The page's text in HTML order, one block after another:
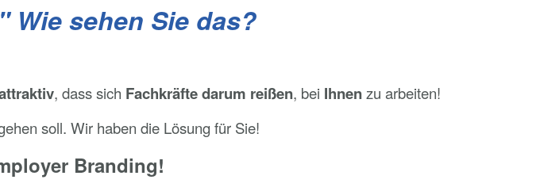
sehen Sie das?
, dass sich Fachkräftedarum reißen, bei Ihnenzu arbeiten!
soll. Wir haben die Lösung für Sie!
Branding!